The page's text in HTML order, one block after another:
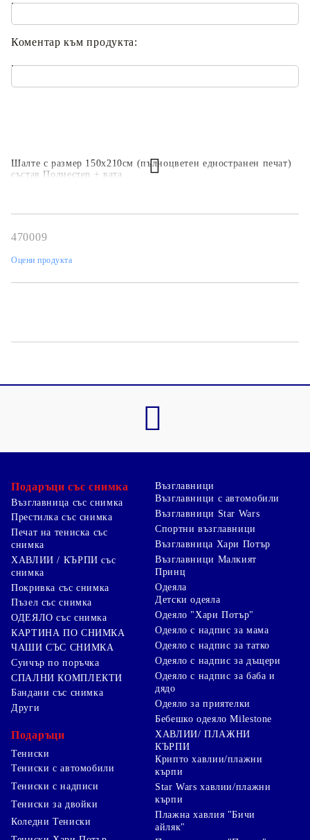
Шалте с размер 150х210см (пълноцветен едностранен печат)
състав Полиестер + вата
Коментар към продукта:
.
470009
Оцени продукта
Подаръци със снимка
Възглавница със снимка
Престилка със снимка
Печат на тениска със
снимка
ХАВЛИИ / КЪРПИ със
снимка
Покривка със снимка
Пъзел със снимка
ОДЕЯЛО със снимка
КАРТИНА ПО СНИМКА
ЧАШИ СЪС СНИМКА
Суичър по поръчка
СПАЛНИ КОМПЛЕКТИ
Бандани със снимка
Други
Подаръци
Тениски
Тениски с автомобили
Тениски с надписи
Тениски за двойки
Коледни Тениски
Възглавници
Възглавници с автомобили
Възглавници Star Wars
Спортни възглавници
Възглавница Хари Потър
Възглавници Малкият
Принц
Одеяла
Детски одеяла
Одеяло "Хари Потър"
Одеяло с надпис за мама
Одеяло с надпис за татко
Одеяло с надпис за дъщери
Одеяло с надпис за баба и
дядо
Одеяло за приятелки
Бебешко одеяло Milestone
ХАВЛИИ/ ПЛАЖНИ
КЪРПИ
Крипто хавлии/плажни
кърпи
Star Wars хавлии/плажни
кърпи
Плажна хавлия "Бичи
айляк"